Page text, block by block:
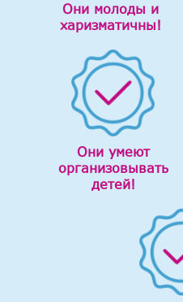
Они молоды и
харизматичны!
Они умеют
организовывать
детей!